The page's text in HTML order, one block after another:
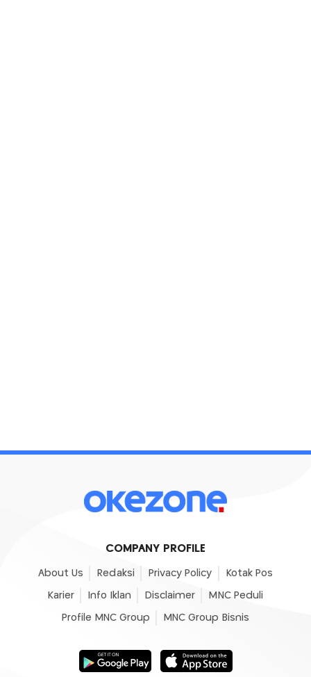
COMPANY PROFILE
About Us Redaksi Privacy Policy Kotak Pos
Karier Info Iklan Disclaimer MNC Peduli
Profile MNC Group MNC Group Bisnis